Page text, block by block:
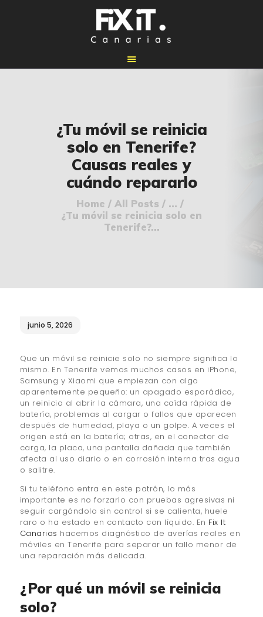
¿Tu móvil se reinicia
solo en Tenerife?
Causas reales y
cuándo repararlo
Home All Posts
...
¿Tu móvil se reinicia solo en
Tenerife?...
🔧 REPARACIONES
🛠️ SERVICIOS
ADICIONALES
👉 SOLICITAR
PRESUPUESTO
📞 CONTACTOS
junio 5, 2026
Que un móvil se reinicie solo no siempre significa lo
mismo. En Tenerife vemos muchos casos en iPhone,
Samsung y Xiaomi que empiezan con algo
aparentemente pequeño: un apagado esporádico,
un reinicio al abrir la cámara, una caída rápida de
batería, problemas al cargar o fallos que aparecen
después de humedad, playa o un golpe. A veces el
origen está en la batería; otras, en el conector de
carga, la placa, una pantalla dañada que también
afecta al uso diario o en corrosión interna tras agua
o salitre.
Si tu teléfono entra en este patrón, lo más
importante es no forzarlo con pruebas agresivas ni
seguir cargándolo sin control si se calienta, huele
raro o ha estado en contacto con líquido. En Fix It
Canarias hacemos diagnóstico de averías reales en
móviles en Tenerife para separar un fallo menor de
una reparación más delicada.
¿Por qué un móvil se reinicia
solo?